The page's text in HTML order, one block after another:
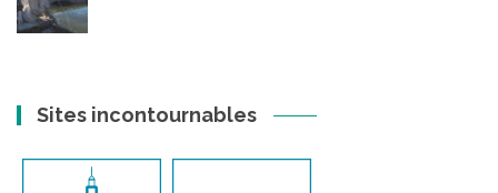
Sites incontournables